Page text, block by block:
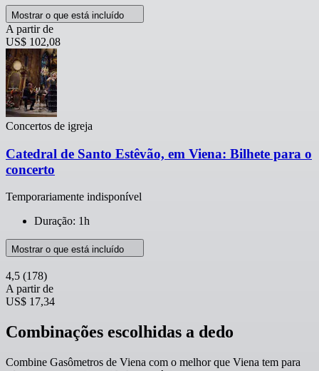
Mostrar o que está incluído
A partir de
US$ 102,08
Concertos de igreja
Catedral de Santo Estêvão, em Viena: Bilhete para o
concerto
Temporariamente indisponível
Duração: 1h
Mostrar o que está incluído
4,5 (178)
A partir de
US$ 17,34
Combinações escolhidas a dedo
Combine Gasômetros de Viena com o melhor que Viena tem para